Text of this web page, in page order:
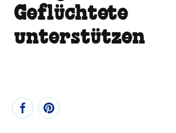
Geflüchtete
unterstützen